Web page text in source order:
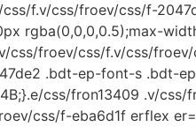
f.v/css/froev/css/f-
rgba(0,0,0,0.5);max-
css/froev/css/f.v/css/
.bdt-ep-font-s .bdt-
css/fron13409 .v/
css/f-eba6d1f erflex